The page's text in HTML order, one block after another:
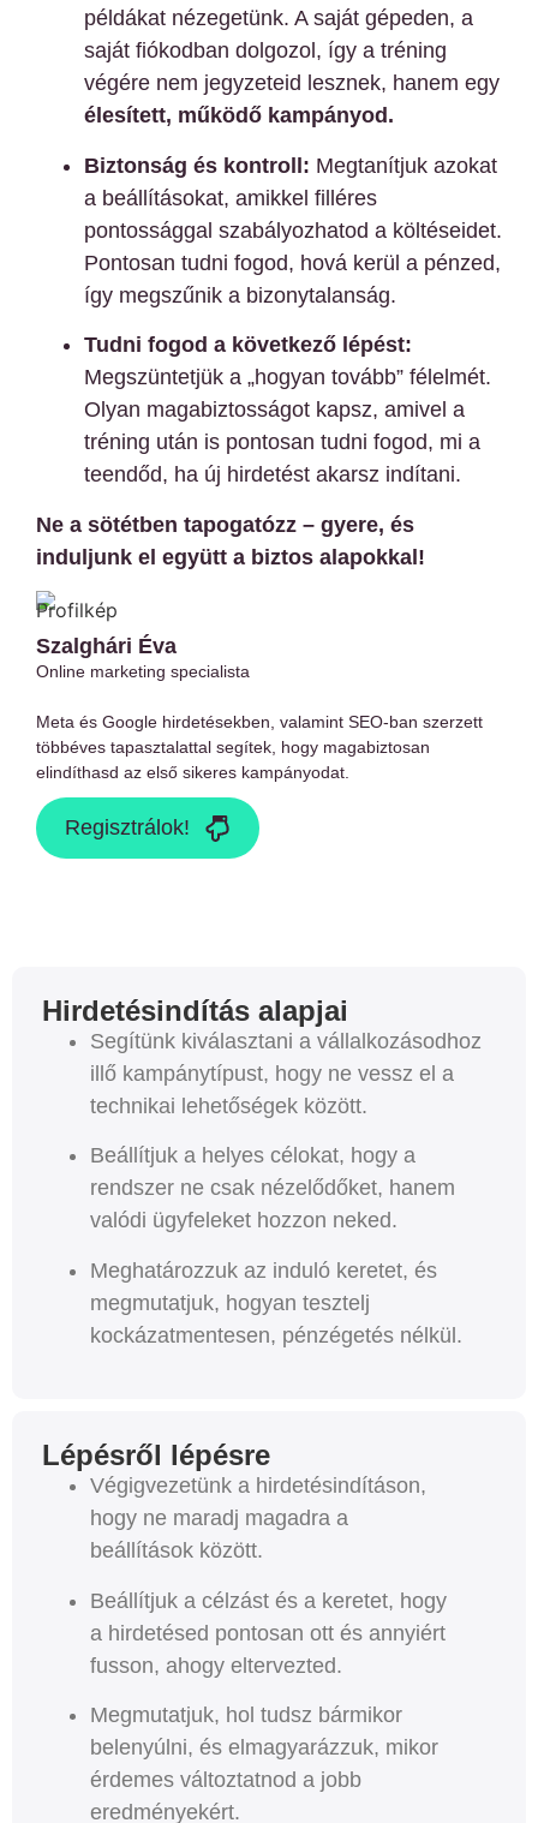
példákat nézegetünk. A saját gépeden, a
saját fiókodban dolgozol, így a tréning
végére nem jegyzeteid lesznek, hanem egy
élesített, működő kampányod.
Biztonság és kontroll: Megtanítjuk azokat
a beállításokat, amikkel filléres
pontossággal szabályozhatod a költéseidet.
Pontosan tudni fogod, hová kerül a pénzed,
így megszűnik a bizonytalanság.
Tudni fogod a következő lépést:
Megszüntetjük a „hogyan tovább” félelmét.
Olyan magabiztosságot kapsz, amivel a
tréning után is pontosan tudni fogod, mi a
teendőd, ha új hirdetést akarsz indítani.
Ne a sötétben tapogatózz – gyere, és
induljunk el együtt a biztos alapokkal!
Szalghári Éva
Online marketing specialista
Meta és Google hirdetésekben, valamint SEO-ban szerzett
többéves tapasztalattal segítek, hogy magabiztosan
elindíthasd az első sikeres kampányodat.
Regisztrálok!
Hirdetésindítás alapjai
Segítünk kiválasztani a vállalkozásodhoz
illő kampánytípust, hogy ne vessz el a
technikai lehetőségek között.
Beállítjuk a helyes célokat, hogy a
rendszer ne csak nézelődőket, hanem
valódi ügyfeleket hozzon neked.
Meghatározzuk az induló keretet, és
megmutatjuk, hogyan tesztelj
kockázatmentesen, pénzégetés nélkül.
Lépésről lépésre
Végigvezetünk a hirdetésindításon,
hogy ne maradj magadra a
beállítások között.
Beállítjuk a célzást és a keretet, hogy
a hirdetésed pontosan ott és annyiért
fusson, ahogy eltervezted.
Megmutatjuk, hol tudsz bármikor
belenyúlni, és elmagyarázzuk, mikor
érdemes változtatnod a jobb
eredményekért.